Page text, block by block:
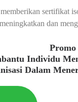
sertifikat
dan
Individu
Dalam